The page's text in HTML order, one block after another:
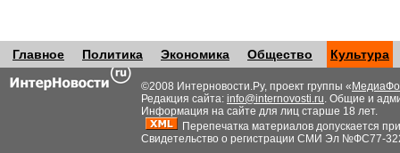
Главное Политика Экономика Общество Культура
©2008 Интерновости.Ру, проект группы «
Редакция сайта: info@internovosti.ru. Общие и
Информация на сайте для лиц старше 18 лет.
Перепечатка материалов допускается
Свидетельство о регистрации СМИ Эл №ФС77-